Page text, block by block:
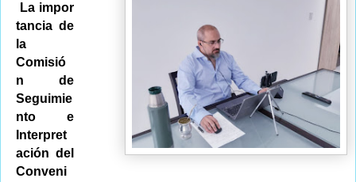
La impor
tancia de
la
Comisió
n de
Seguimie
nto e
Interpret
ación del
Conveni